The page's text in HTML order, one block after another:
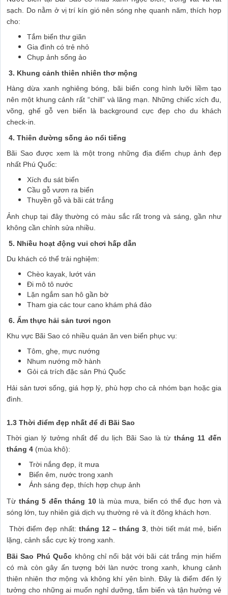
sạch. Do nằm ở vị trí kín gió nên sóng nhẹ quanh năm, thích hợp
cho:
Tắm biển thư giãn
Gia đình có trẻ nhỏ
Chụp ảnh sống ảo
3. Khung cảnh thiên nhiên thơ mộng
Hàng dừa xanh nghiêng bóng, bãi biển cong hình lưỡi liềm tạo
nên một khung cảnh rất “chill” và lãng mạn. Những chiếc xích đu,
võng, ghế gỗ ven biển là background cực đẹp cho du khách
check-in.
4. Thiên đường sống ảo nổi tiếng
Bãi Sao được xem là một trong những địa điểm chụp ảnh đẹp
nhất Phú Quốc:
Xích đu sát biển
Cầu gỗ vươn ra biển
Thuyền gỗ và bãi cát trắng
Ảnh chụp tại đây thường có màu sắc rất trong và sáng, gần như
không cần chỉnh sửa nhiều.
5. Nhiều hoạt động vui chơi hấp dẫn
Du khách có thể trải nghiệm:
Chèo kayak, lướt ván
Đi mô tô nước
Lặn ngắm san hô gần bờ
Tham gia các tour cano khám phá đảo
6. Ẩm thực hải sản tươi ngon
Khu vực Bãi Sao có nhiều quán ăn ven biển phục vụ:
Tôm, ghẹ, mực nướng
Nhum nướng mỡ hành
Gỏi cá trích đặc sản Phú Quốc
Hải sản tươi sống, giá hợp lý, phù hợp cho cả nhóm bạn hoặc gia
đình.
1.3 Thời điểm đẹp nhất để đi Bãi Sao
Thời gian lý tưởng nhất để du lịch Bãi Sao là từ tháng 11 đến
tháng 4 (mùa khô):
Trời nắng đẹp, ít mưa
Biển êm, nước trong xanh
Ánh sáng đẹp, thích hợp chụp ảnh
Từ tháng 5 đến tháng 10là mùa mưa, biển có thể đục hơn và
sóng lớn, tuy nhiên giá dịch vụ thường rẻ và ít đông khách hơn.
Thời điểm đẹp nhất: tháng 12 – tháng 3 , thời tiết mát mẻ, biển
lặng, cảnh sắc cực kỳ trong xanh.
Bãi Sao Phú Quốc không chỉ nổi bật với bãi cát trắng mịn hiếm
có mà còn gây ấn tượng bởi làn nước trong xanh, khung cảnh
thiên nhiên thơ mộng và không khí yên bình. Đây là điểm đến lý
tưởng cho những ai muốn nghỉ dưỡng, tắm biển và tận hưởng vẻ